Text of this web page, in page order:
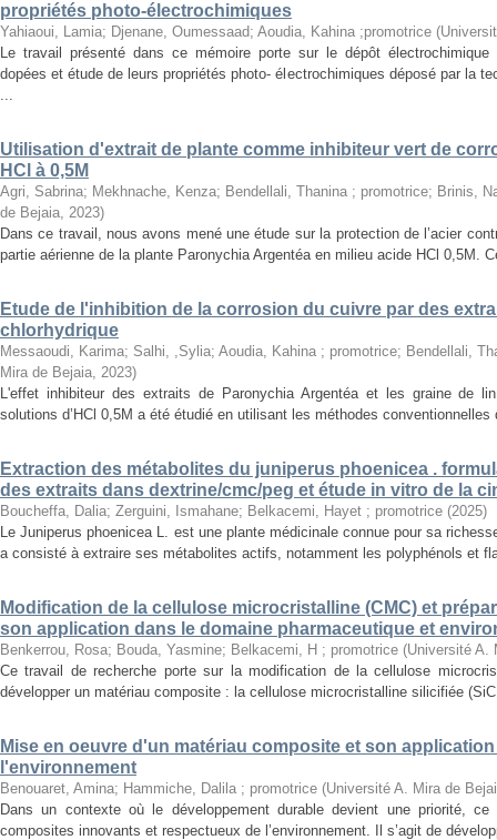
propriétés photo-électrochimiques
Yahiaoui, Lamia; Djenane, Oumessaad; Aoudia, Kahina ;promotrice (
Le travail présenté dans ce mémoire porte sur le dépôt électrochimique
dopées et étude de leurs propriétés photo- électrochimiques déposé par la
...
Utilisation d'extrait de plante comme inhibiteur vert de
HCl à 0,5M
Agri, Sabrina; Mekhnache, Kenza; Bendellali, Thanina ; promotrice; Brinis,
de Bejaia, 2023)
Dans ce travail, nous avons mené une étude sur la protection de l’acier
partie aérienne de la plante Paronychia Argentéa en milieu acide HCl 0,5M.
Etude de l'inhibition de la corrosion du cuivre par des
chlorhydrique
Messaoudi, Karima; Salhi, ,Sylia; Aoudia, Kahina ; promotrice; Bendellali,
Mira de Bejaia, 2023)
L'effet inhibiteur des extraits de Paronychia Argentéa et les graine de
solutions d’HCl 0,5M a été étudié en utilisant les méthodes
Extraction des métabolites du juniperus phoenicea .
des extraits dans dextrine/cmc/peg et étude in vitro de la
Boucheffa, Dalia; Zerguini, Ismahane; Belkacemi, Hayet ; promotrice (2025)
Le Juniperus phoenicea L. est une plante médicinale connue pour sa
a consisté à extraire ses métabolites actifs, notamment les polyphénols et
Modification de la cellulose microcristalline (CMC) et
son application dans le domaine pharmaceutique et
Benkerrou, Rosa; Bouda, Yasmine; Belkacemi, H ; promotrice (Université A.
Ce travail de recherche porte sur la modification de la cellulose
développer un matériau composite : la cellulose microcristalline silicifiée
Mise en oeuvre d'un matériau composite et son
l'environnement
Benouaret, Amina; Hammiche, Dalila ; promotrice (Université A. Mira de
Dans un contexte où le développement durable devient une priorité,
composites innovants et respectueux de l’environnement. Il s’agit de